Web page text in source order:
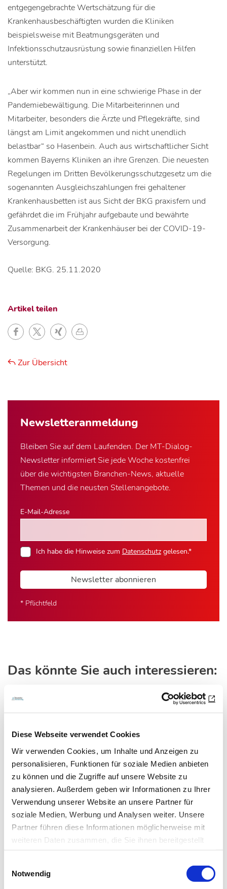
Diese Webseite verwendet Cookies
Wir verwenden Cookies, um Inhalte und Anzeigen zu
personalisieren, Funktionen für soziale Medien anbieten
zu können und die Zugriffe auf unsere Website zu
analysieren. Außerdem geben wir Informationen zu Ihrer
Verwendung unserer Website an unsere Partner für
soziale Medien, Werbung und Analysen weiter. Unsere
Partner führen diese Informationen möglicherweise mit
weiteren Daten zusammen, die Sie ihnen bereitgestellt
haben oder die sie im Rahmen Ihrer Nutzung der Dienste
Notwendig
Newsletter­anmeldung
Bleiben Sie auf dem Laufenden. Der MT-Dialog-
Newsletter informiert Sie jede Woche kostenfrei
über die wichtigsten Branchen-News, aktuelle
Themen und die neusten Stellenangebote.
E-Mail-Adresse
Ich habe die Hinweise zum Datenschutzgelesen.*
Newsletter abonnieren
* Pflichtfeld
entgegengebrachte Wertschätzung für die
Krankenhausbeschäftigten wurden die Kliniken
beispielsweise mit Beatmungsgeräten und
Infektionsschutzausrüstung sowie finanziellen Hilfen
unterstützt.
„Aber wir kommen nun in eine schwierige Phase in der
Pandemiebewältigung. Die Mitarbeiterinnen und
Mitarbeiter, besonders die Ärzte und Pflegekräfte, sind
längst am Limit angekommen und nicht unendlich
belastbar“ so Hasenbein. Auch aus wirtschaftlicher Sicht
kommen Bayerns Kliniken an ihre Grenzen. Die neuesten
Regelungen im Dritten Bevölkerungsschutzgesetz um die
sogenannten Ausgleichszahlungen frei gehaltener
Krankenhausbetten ist aus Sicht der BKG praxisfern und
gefährdet die im Frühjahr aufgebaute und bewährte
Zusammenarbeit der Krankenhäuser bei der COVID-19-
Versorgung.
Quelle: BKG. 25.11.2020
Artikel teilen
Zur Übersicht
Das könnte Sie auch interessieren:
16.10.20 Kli
Corona: Krankenhäuser rechnen mit